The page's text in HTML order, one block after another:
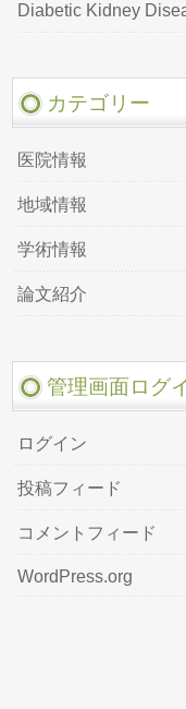
Diabetic Kidney
カテゴリー
医院情報
地域情報
学術情報
論文紹介
管理画面ログ
ログイン
投稿フィード
コメントフィード
WordPress.org